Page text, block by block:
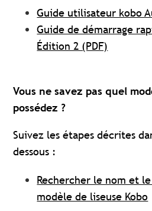
Guide utilisateur kobo
Guide de démarrage
Édition 2 (PDF)
Vous ne savez pas quel
possédez ?
Suivez les étapes décrites
dessous :
Rechercher le nom et
modèle de liseuse Kobo